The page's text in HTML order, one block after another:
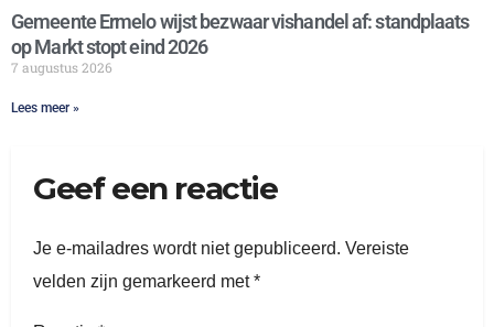
Gemeente Ermelo wijst bezwaar vishandel af: standplaats
op Markt stopt eind 2026
7 augustus 2026
Lees meer »
Geef een reactie
Je e-mailadres wordt niet gepubliceerd. Vereiste
velden zijn gemarkeerd met*